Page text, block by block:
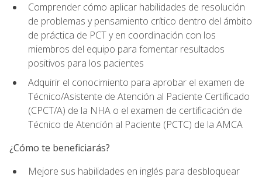
Comprender cómo aplicar habilidades de resolución
de problemas y pensamiento crítico dentro del ámbito
de práctica de PCT y en coordinación con los
miembros del equipo para fomentar resultados
positivos para los pacientes
Adquirir el conocimiento para aprobar el examen de
Técnico/Asistente de Atención al Paciente Certificado
(CPCT/A) de la NHA o el examen de certificación de
Técnico de Atención al Paciente (PCTC) de la AMCA
¿Cómo te beneficiarás?
Mejore sus habilidades en inglés para desbloquear